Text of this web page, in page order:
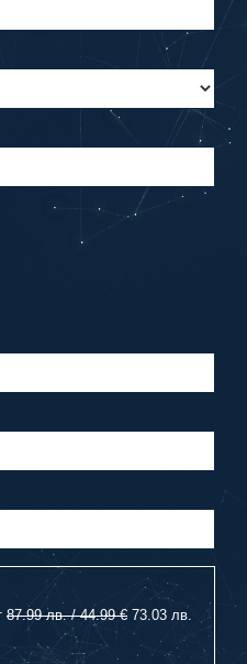
87.99 лв. / 44.99 € 73.03 лв.